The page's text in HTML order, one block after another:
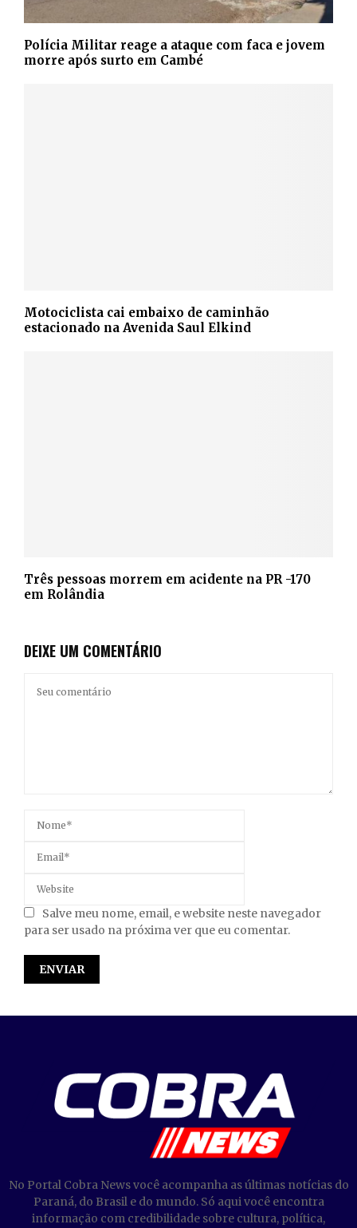
Polícia Militar reage a ataque com faca e jovem
morre após surto em Cambé
Motociclista cai embaixo de caminhão
estacionado na Avenida Saul Elkind
Três pessoas morrem em acidente na PR -170
em Rolândia
DEIXE UM COMENTÁRIO
Salve meu nome, email, e website neste navegador
para ser usado na próxima ver que eu comentar.
No Portal Cobra News você acompanha as últimas notícias do
Paraná, do Brasil e do mundo. Só aqui você encontra
informação com credibilidade sobre cultura, política,